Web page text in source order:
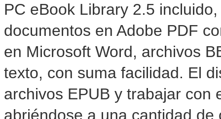
PC eBook Library 2.5
documentos en Adobe PDF
en Microsoft Word, archivos
texto, con suma facilidad. El
archivos EPUB y trabajar con
abriéndose a una cantidad